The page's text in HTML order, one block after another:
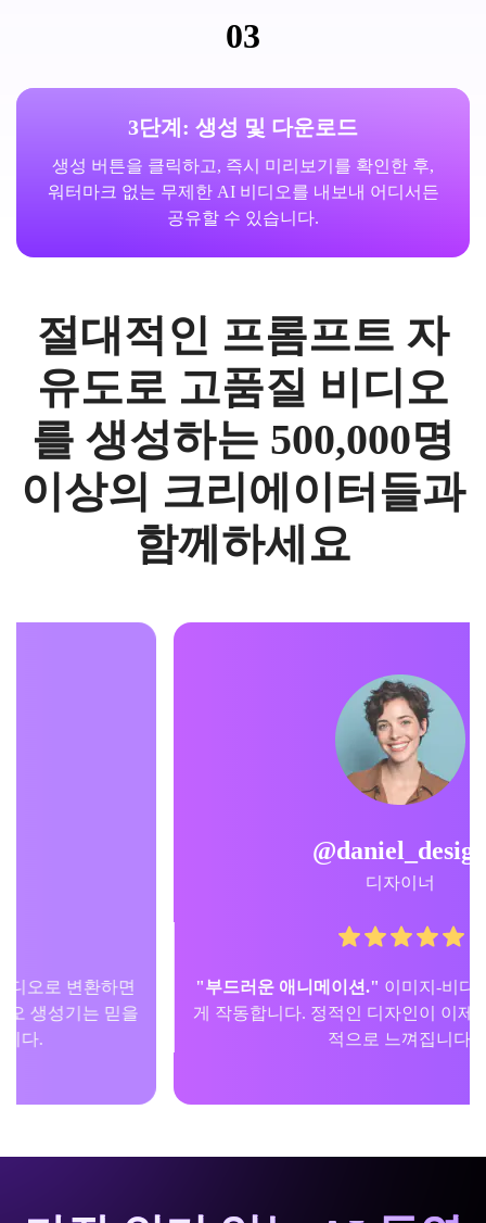
03
3단계: 생성 및 다운로드
생성 버튼을 클릭하고, 즉시 미리보기를 확인한 후,
워터마크 없는 무제한 AI 비디오를 내보내 어디서든
공유할 수 있습니다.
절대적인 프롬프트 자
유도로 고품질 비디오
를 생성하는 500,000명
이상의 크리에이터들과
함께하세요
@daniel_design
"부드러운 애니메이션."이미지-비디오 변환이 매끄럽
게 작동합니다. 정적인 디자인이 이제 생동감 있고 매력